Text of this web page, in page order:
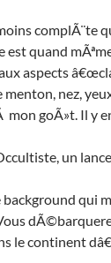
complÃ¨te
quand
aspects
nez,
mon goÃ»t. Il y
un
qui
le continent